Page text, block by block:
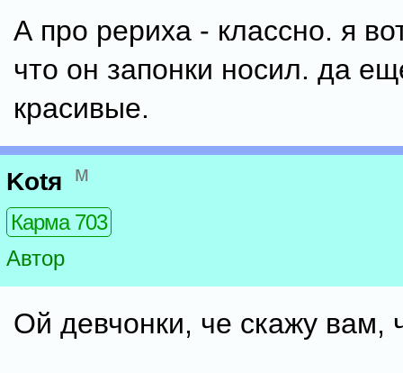
А про рериха - классно. я
что он запонки носил. да
красивые.
Kotя м
Карма 703
Автор
Ой девчонки, че скажу вам,